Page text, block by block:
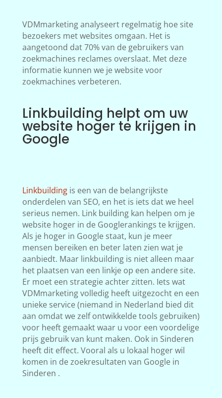
VDMmarketing analyseert regelmatig hoe site
bezoekers met websites omgaan. Het is
aangetoond dat 70% van de gebruikers van
zoekmachines reclames overslaat. Met deze
informatie kunnen we je website voor
zoekmachines verbeteren.
Linkbuilding helpt om uw
website hoger te krijgen in
Google
Linkbuildingis een van de belangrijkste
onderdelen van SEO, en het is iets dat we heel
serieus nemen. Link building kan helpen om je
website hoger in de Googlerankings te krijgen.
Als je hoger in Google staat, kun je meer
mensen bereiken en beter laten zien wat je
aanbiedt. Maar linkbuilding is niet alleen maar
het plaatsen van een linkje op een andere site.
Er moet een strategie achter zitten. Iets wat
VDMmarketing volledig heeft uitgezocht en een
unieke service (niemand in Nederland bied dit
aan omdat we zelf ontwikkelde tools gebruiken)
voor heeft gemaakt waar u voor een voordelige
prijs gebruik van kunt maken. Ook in Sinderen
heeft dit effect. Vooral als u lokaal hoger wil
komen in de zoekresultaten van Google in
Sinderen .